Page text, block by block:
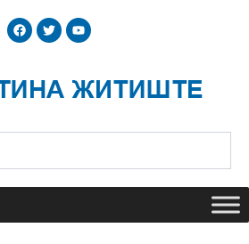
F
a
c
o
o
T
w
i
e
r
Y
o
u
b
e